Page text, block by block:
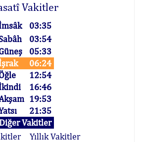
Vakitler
03:35
03:54
05:33
06:24
12:54
16:46
19:53
21:35
Diğer Vakitler
Yıllık Vakitler